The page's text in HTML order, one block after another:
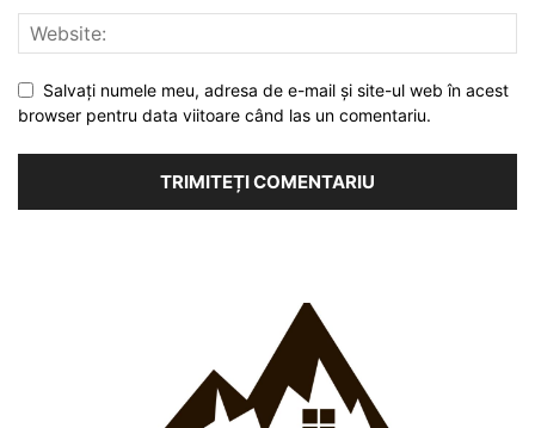
Salvați numele meu, adresa de e-mail și site-ul web în acest
browser pentru data viitoare când las un comentariu.